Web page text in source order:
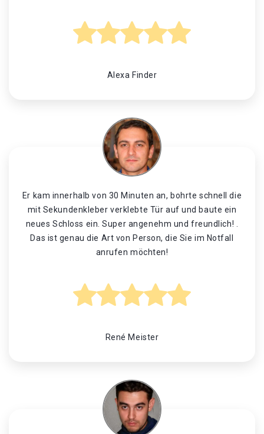
Alexa Finder
Er kam innerhalb von 30 Minuten an, bohrte schnell die
mit Sekundenkleber verklebte Tür auf und baute ein
neues Schloss ein. Super angenehm und freundlich! .
Das ist genau die Art von Person, die Sie im Notfall
anrufen möchten!
René Meister